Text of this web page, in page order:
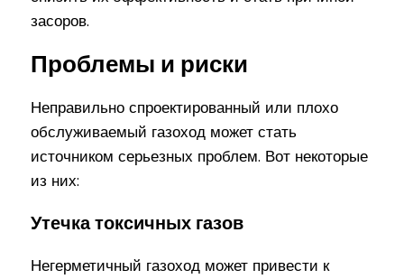
засоров.
Проблемы и риски
Неправильно спроектированный или плохо
обслуживаемый газоход может стать
источником серьезных проблем. Вот некоторые
из них:
Утечка токсичных газов
Негерметичный газоход может привести к